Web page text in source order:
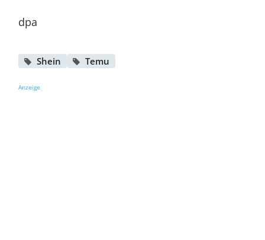
dpa
Shein Temu
Anzeige